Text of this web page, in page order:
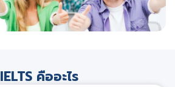
IELTS คืออะไร